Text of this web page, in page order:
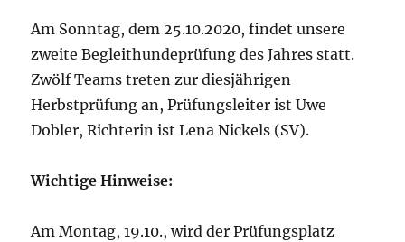
Am Sonntag, dem 25.10.2020, findet unsere
zweite Begleithundeprüfung des Jahres statt.
Zwölf Teams treten zur diesjährigen
Herbstprüfung an, Prüfungsleiter ist Uwe
Dobler, Richterin ist Lena Nickels (SV).
Wichtige Hinweise:
Am Montag, 19.10., wird der Prüfungsplatz